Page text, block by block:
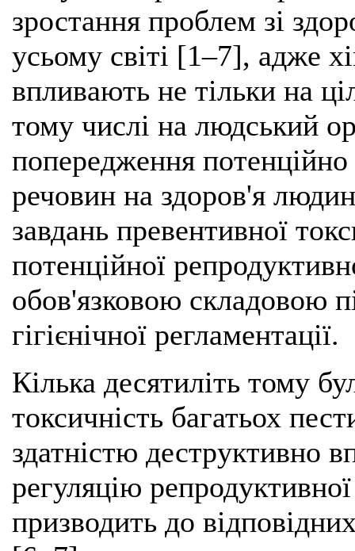
зростання проблем зі
усьому світі [1–7], адже
впливають не тільки на
тому числі на людський
попередження
речовин на здоров'я
завдань превентивної
потенційної
обов'язковою складовою
гігієнічної регламентації.
Кілька десятиліть тому
токсичність багатьох
здатністю деструктивно
регуляцію
призводить до